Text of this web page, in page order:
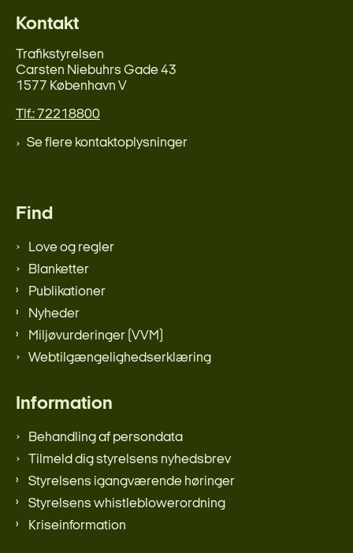
Kontakt
Trafikstyrelsen
Carsten Niebuhrs Gade 43
1577 København V
Tlf.: 72218800
Se flere kontaktoplysninger
Find
Love og regler
Blanketter
Publikationer
Nyheder
Miljøvurderinger (VVM)
Webtilgængelighedserklæring
Information
Behandling af persondata
Tilmeld dig styrelsens nyhedsbrev
Styrelsens igangværende høringer
Styrelsens whistleblowerordning
Kriseinformation